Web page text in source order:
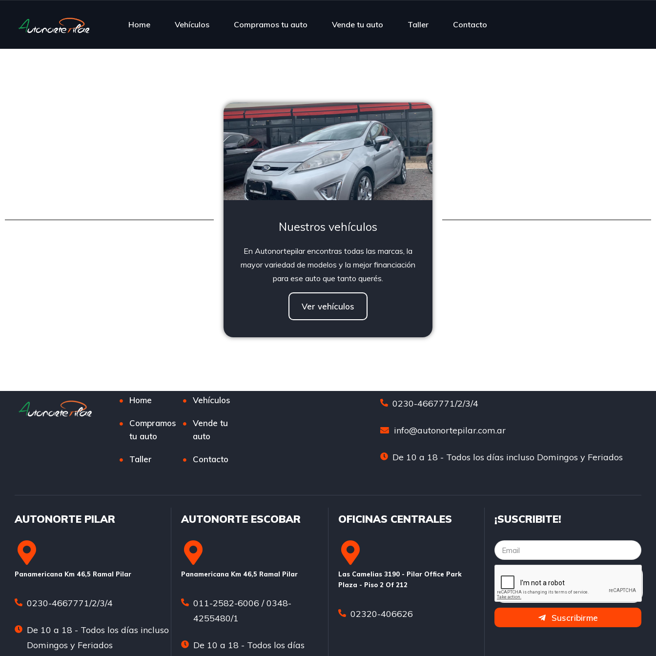
Home Vehículos Compramos tu auto Vende tu auto Taller Contacto
Nuestros vehículos
En Autonortepilar encontras todas las marcas, la
mayor variedad de modelos y la mejor financiación
para ese auto que tanto querés.
Ver vehículos
Home Vehículos
Compramos
tu auto
Vende tu
auto
Taller Contacto
0230-4667771/2/3/4
info@autonortepilar.com.ar
De 10 a 18 - Todos los días incluso Domingos y Feriados
AUTONORTE PILAR
Panamericana Km 46,5 Ramal Pilar
0230-4667771/2/3/4
De 10 a 18 - Todos los días incluso
Domingos y Feriados
AUTONORTE ESCOBAR
Panamericana Km 46,5 Ramal Pilar
011-2582-6006 / 0348-
4255480/1
De 10 a 18 - Todos los días
OFICINAS CENTRALES
Las Camelias 3190 - Pilar Office Park
Plaza - Piso 2 Of 212
02320-406626
¡SUSCRIBITE!
Suscribirme